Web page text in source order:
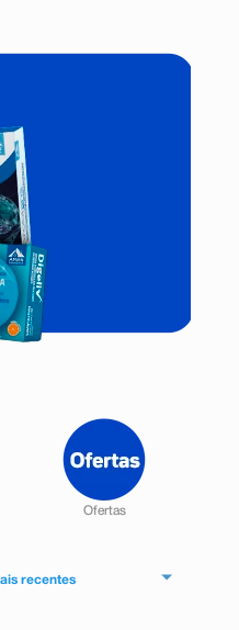
recentes